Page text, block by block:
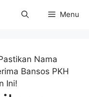
Menu
Nama
Bansos PKH
Ini!